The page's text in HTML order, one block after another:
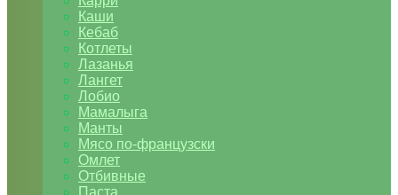
Каши
Кебаб
Котлеты
Лазанья
Лангет
Лобио
Мамалыга
Манты
Мясо по-французски
Омлет
Отбивные
Паста